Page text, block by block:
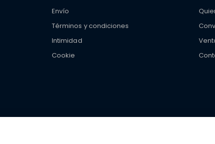
Envío
Términos y condiciones
Intimidad
Cookie